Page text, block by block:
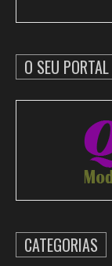
O SEU
CATEGORIAS